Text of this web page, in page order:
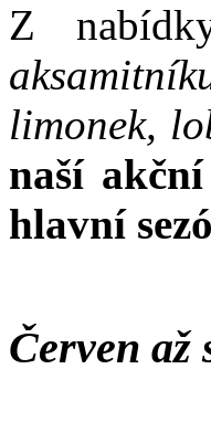
Z
limonek,
naší
hlavní
Červen až